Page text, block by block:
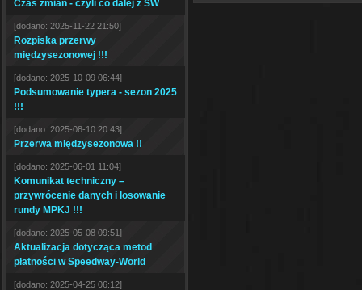
Czas zmian - czyli co dalej z SW
[dodano: 2025-11-22 21:50]
Rozpiska przerwy
międzysezonowej !!!
[dodano: 2025-10-09 06:44]
Podsumowanie typera - sezon 2025
!!!
[dodano: 2025-08-10 20:43]
Przerwa międzysezonowa !!
[dodano: 2025-06-01 11:04]
Komunikat techniczny –
przywrócenie danych i losowanie
rundy MPKJ !!!
[dodano: 2025-05-08 09:51]
Aktualizacja dotycząca metod
płatności w Speedway-World
[dodano: 2025-04-25 06:12]